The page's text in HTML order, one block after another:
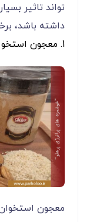
تواند تاثیر
داشته باشد،
1. معجون استخوان ساز پرهلو
معجون